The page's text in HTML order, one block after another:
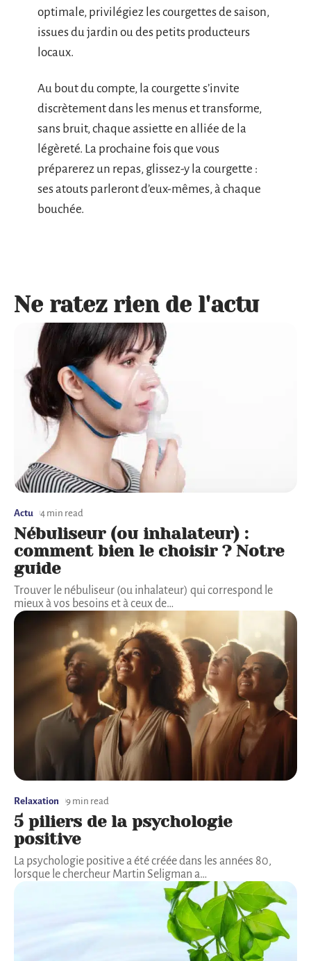
optimale, privilégiez les courgettes de saison,
issues du jardin ou des petits producteurs
locaux.
Au bout du compte, la courgette s’invite
discrètement dans les menus et transforme,
sans bruit, chaque assiette en alliée de la
légèreté. La prochaine fois que vous
préparerez un repas, glissez-y la courgette :
ses atouts parleront d’eux-mêmes, à chaque
bouchée.
Ne ratez rien de l'actu
Actu 4 min read
Nébuliseur (ou inhalateur) :
comment bien le choisir ? Notre
guide
Trouver le nébuliseur (ou inhalateur) qui correspond le
mieux à vos besoins et à ceux de…
Relaxation 9 min read
5 piliers de la psychologie
positive
La psychologie positive a été créée dans les années 80,
lorsque le chercheur Martin Seligman a…